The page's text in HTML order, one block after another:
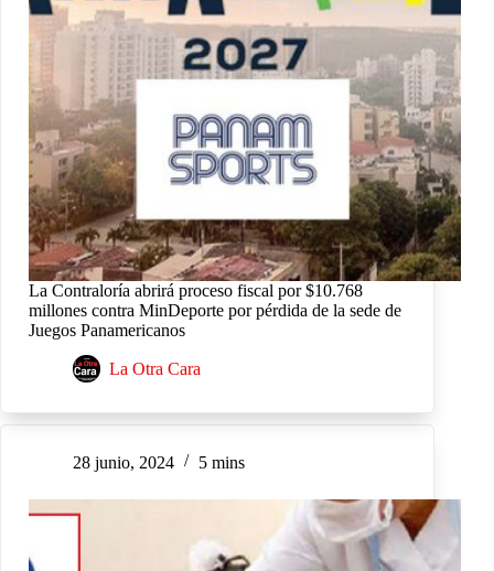
La Contraloría abrirá proceso fiscal por $10.768
millones contra MinDeporte por pérdida de la sede de
Juegos Panamericanos
La Otra Cara
28 junio, 2024 5 mins